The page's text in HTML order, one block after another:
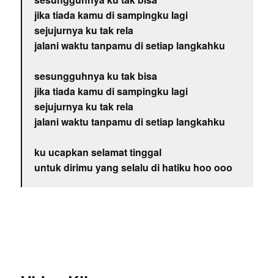
jika tiada kamu di sampingku lagi
sejujurnya ku tak rela
jalani waktu tanpamu di setiap langkahku
sesungguhnya ku tak bisa
jika tiada kamu di sampingku lagi
sejujurnya ku tak rela
jalani waktu tanpamu di setiap langkahku
ku ucapkan selamat tinggal
untuk dirimu yang selalu di hatiku hoo ooo